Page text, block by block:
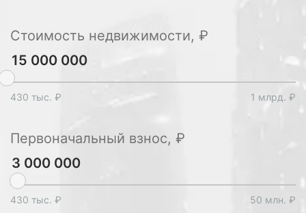
Стоимость недвижимости, ₽
430 тыс. ₽ 1 млрд. ₽
Первоначальный взнос, ₽
430 тыс. ₽ 50 млн. ₽